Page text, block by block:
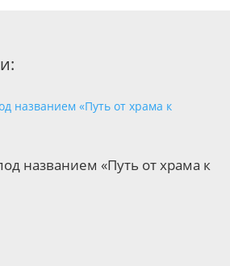
названием «Путь от храма к